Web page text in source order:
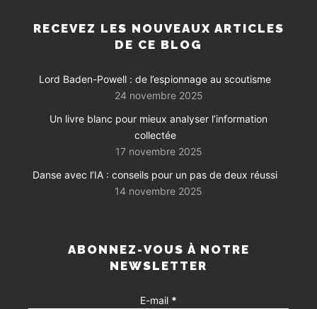
RECEVEZ LES NOUVEAUX ARTICLES
DE CE BLOG
Lord Baden-Powell : de l’espionnage au scoutisme
24 novembre 2025
Un livre blanc pour mieux analyser l’information
collectée
17 novembre 2025
Danse avec l’IA : conseils pour un pas de deux réussi
14 novembre 2025
ABONNEZ-VOUS À NOTRE
NEWSLETTER
E-mail *